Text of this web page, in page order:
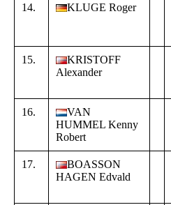
14. KLUGE Roger
15.
KRISTOFF
Alexander
16.
VAN
HUMMEL Kenny
Robert
17.
BOASSON
HAGEN Edvald